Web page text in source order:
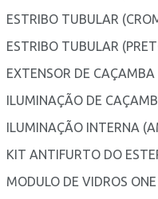
ESTRIBO TUBULAR
ESTRIBO TUBULAR
EXTENSOR DE CAÇAMBA
ILUMINAÇÃO DE
ILUMINAÇÃO INTERNA
KIT ANTIFURTO DO
MODULO DE VIDROS